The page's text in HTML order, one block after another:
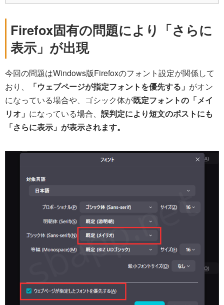
Firefox固有の問題により「さらに
表示」が出現
今回の問題はWindows版Firefoxのフォント設定が関係して
おり、
「ウェブページが指定フォントを優先する」 がオン
になっている場合や、ゴシック体が既定フォントの「メイ
リオ」 になっている場合、 誤判定により短文のポストにも
「さらに表示」が表示されます。